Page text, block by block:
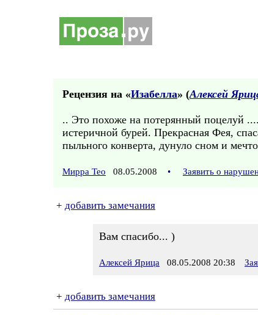
Рецензия на «Изабелла» (Алексей
.. Это похоже на потерянный поцелуй
истеричной бурей. Прекрасная Фея,
пыльного конверта, дунуло сном и
Мирра Тео 08.05.2008 • Заявить о
+ добавить замечания
Вам спасибо... )
Алексей Ярица 08.05.2008 20:38
+ добавить замечания